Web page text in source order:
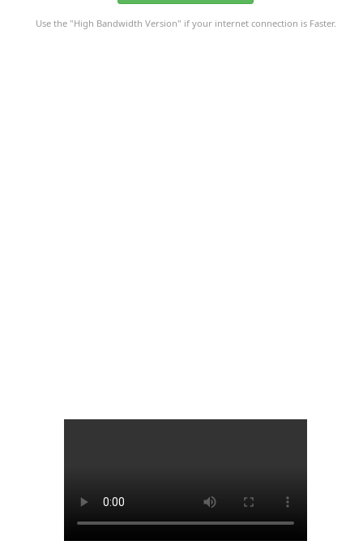
Use the "High Bandwidth Version" if your internet connection is Faster.